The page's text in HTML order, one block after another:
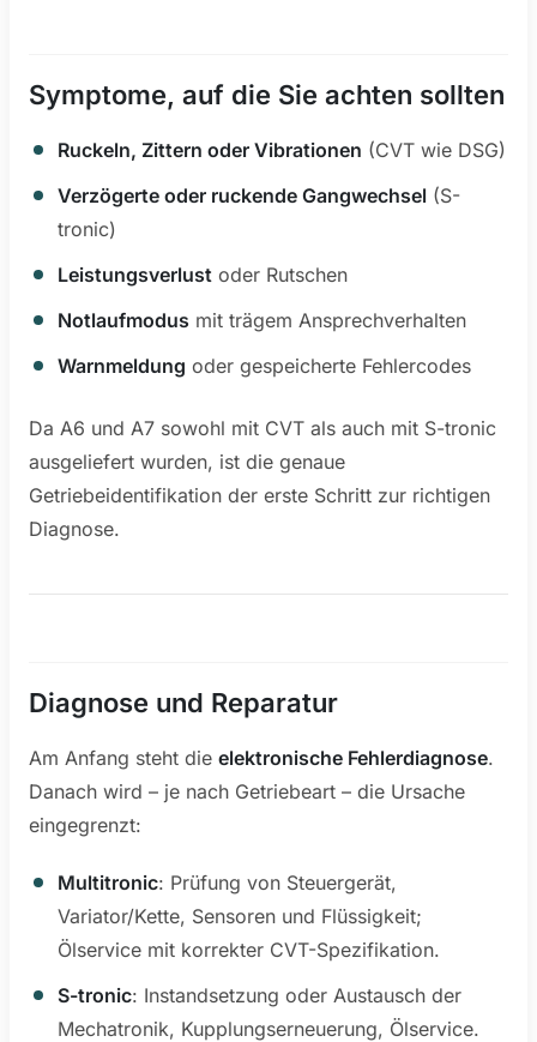
Symptome, auf die Sie achten sollten
Ruckeln, Zittern oder Vibrationen (CVT wie DSG)
Verzögerte oder ruckende Gangwechsel (S-
tronic)
Leistungsverlust oder Rutschen
Notlaufmodus mit trägem Ansprechverhalten
Warnmeldung oder gespeicherte Fehlercodes
Da A6 und A7 sowohl mit CVT als auch mit S-tronic
ausgeliefert wurden, ist die genaue
Getriebeidentifikation der erste Schritt zur richtigen
Diagnose.
Diagnose und Reparatur
Am Anfang steht die elektronische Fehlerdiagnose.
Danach wird – je nach Getriebeart – die Ursache
eingegrenzt:
Multitronic: Prüfung von Steuergerät,
Variator/Kette, Sensoren und Flüssigkeit;
Ölservice mit korrekter CVT-Spezifikation.
S-tronic: Instandsetzung oder Austausch der
Mechatronik, Kupplungserneuerung, Ölservice.